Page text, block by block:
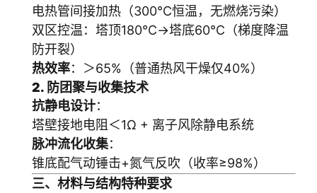
电热管间接加热（300℃恒温，无燃烧污染）
双区控温：塔顶180℃→塔底60℃（梯度降温
防开裂）
热效率：＞65%（普通热风干燥仅40%）
2. 防团聚与收集技术
抗静电设计：
塔壁接地电阻＜1Ω + 离子风除静电系统
脉冲流化收集：
锥底配气动锤击+氮气反吹（收率≥98%）
三、材料与结构特种要求